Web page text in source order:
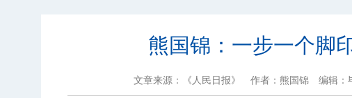
熊国锦：一步一个脚
文章来源：《人民日报》 作者：熊国锦 编辑：